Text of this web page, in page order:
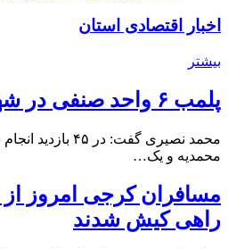
اخبار اقتصادی استان
بیشتر
پلمب ۶ واحد صنفی در شهرستان البرز
محمدیه و یک…
مسافران کرجی امروز از
راهی کیش شدند